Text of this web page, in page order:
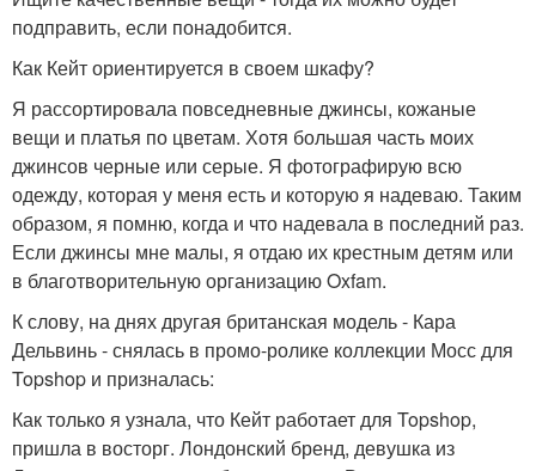
подправить, если понадобится.
Как Кейт ориентируется в своем шкафу?
Я рассортировала повседневные джинсы, кожаные
вещи и платья по цветам. Хотя большая часть моих
джинсов черные или серые. Я фотографирую всю
одежду, которая у меня есть и которую я надеваю. Таким
образом, я помню, когда и что надевала в последний раз.
Если джинсы мне малы, я отдаю их крестным детям или
в благотворительную организацию Oxfam.
К слову, на днях другая британская модель - Кара
Дельвинь - снялась в промо-ролике коллекции Мосс для
Topshop и призналась:
Как только я узнала, что Кейт работает для Topshop,
пришла в восторг. Лондонский бренд, девушка из